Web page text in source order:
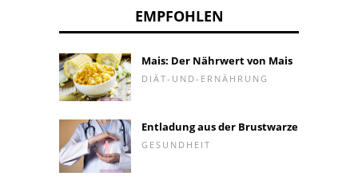
EMPFOHLEN
Mais: Der Nährwert von Mais
DIÄT-UND-ERNÄHRUNG
Entladung aus der Brustwarze
GESUNDHEIT